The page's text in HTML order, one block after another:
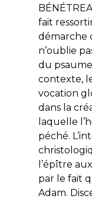
fait
démarche
n’oublie
du
contexte,
vocation
dans la
laquelle
péché.
l’épître
par le fait
Adam.